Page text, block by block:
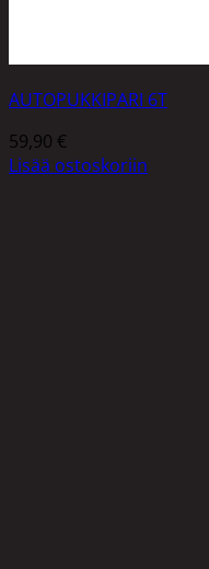
AUTOPUKKIPARI 6T
59,90 €
Lisää ostoskoriin